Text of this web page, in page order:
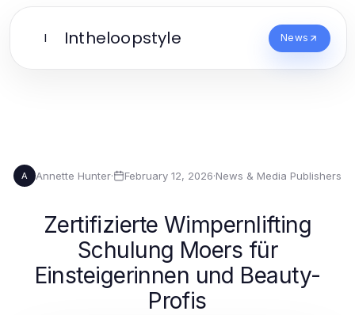
I Intheloopstyle News
A Annette Hunter· February 12, 2026·News & Media Publishers
Zertifizierte Wimpernlifting
Schulung Moers für
Einsteigerinnen und Beauty-
Profis